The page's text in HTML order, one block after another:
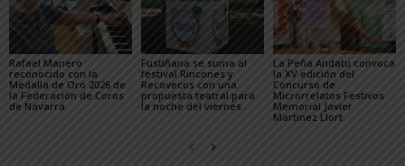
Rafael Manero
reconocido con la
Medalla de Oro 2026 de
la Federación de Coros
de Navarra
Fustiñana se suma al
festival Rincones y
Recovecos con una
propuesta teatral para
la noche del viernes
La Peña Andatu convoca
la XV edición del
Concurso de
Microrrelatos Festivos
Memorial Javier
Martínez Llort